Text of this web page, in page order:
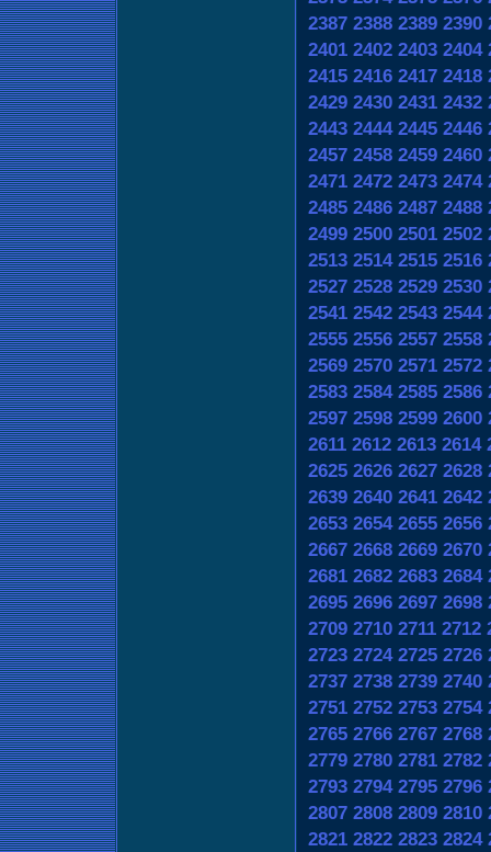
2387 2388 2389 2390
2401 2402 2403 2404
2415 2416 2417 2418
2429 2430 2431 2432
2443 2444 2445 2446
2457 2458 2459 2460
2471 2472 2473 2474
2485 2486 2487 2488
2499 2500 2501 2502
2513 2514 2515 2516
2527 2528 2529 2530
2541 2542 2543 2544
2555 2556 2557 2558
2569 2570 2571 2572
2583 2584 2585 2586
2597 2598 2599 2600
2611 2612 2613 2614
2625 2626 2627 2628
2639 2640 2641 2642
2653 2654 2655 2656
2667 2668 2669 2670
2681 2682 2683 2684
2695 2696 2697 2698
2709 2710 2711 2712
2723 2724 2725 2726
2737 2738 2739 2740
2751 2752 2753 2754
2765 2766 2767 2768
2779 2780 2781 2782
2793 2794 2795 2796
2807 2808 2809 2810
2821 2822 2823 2824